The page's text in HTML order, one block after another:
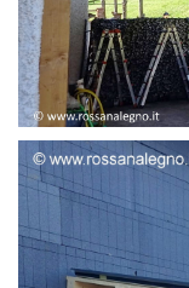
STRUTTURA